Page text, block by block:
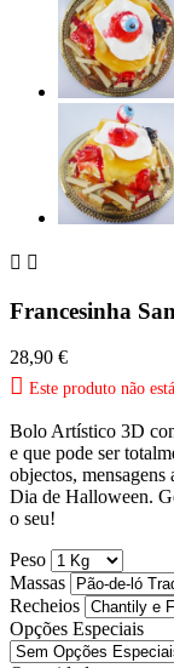
 
Francesinha
28,90 €
 Este produto não
Bolo Artístico 3D
e que pode ser
objectos,
Dia de Halloween.
o seu!
Peso
Massas
Recheios
Opções Especiais